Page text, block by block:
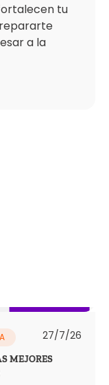
tu
a la
27/7/26
MEJORES